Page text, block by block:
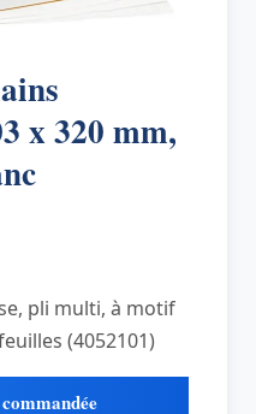
x 320 mm,
pli multi, à motif
(4052101)